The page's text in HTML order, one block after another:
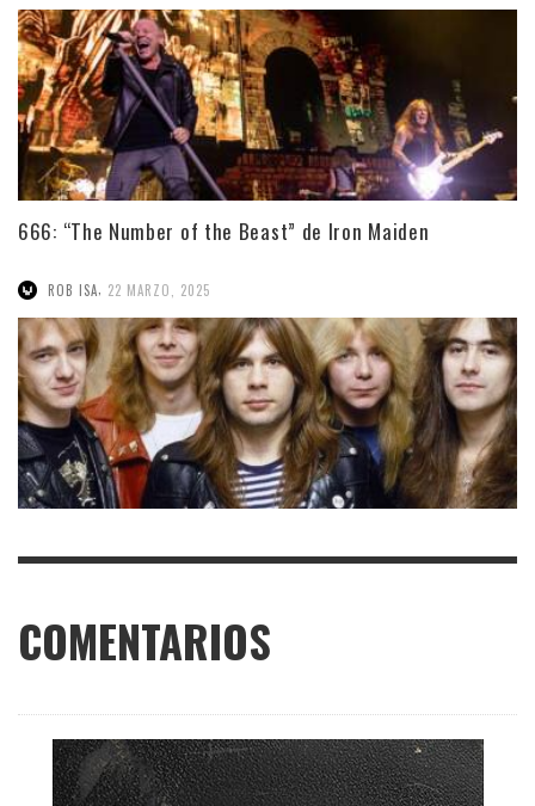
666: “The Number of the Beast” de Iron Maiden
ROB ISA 22 MARZO, 2025
COMENTARIOS